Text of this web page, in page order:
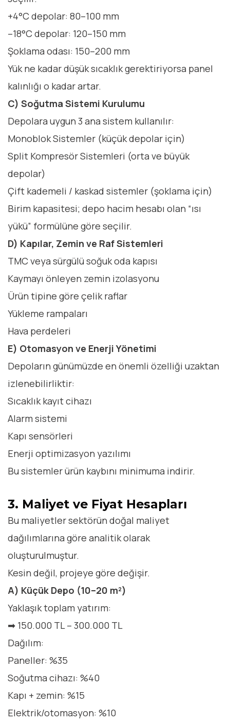
+4°C depolar: 80–100 mm
–18°C depolar: 120–150 mm
Şoklama odası: 150–200 mm
Yük ne kadar düşük sıcaklık gerektiriyorsa panel
kalınlığı o kadar artar.
C) Soğutma Sistemi Kurulumu
Depolara uygun 3 ana sistem kullanılır:
Monoblok Sistemler (küçük depolar için)
Split Kompresör Sistemleri (orta ve büyük
depolar)
Çift kademeli / kaskad sistemler (şoklama için)
Birim kapasitesi; depo hacim hesabı olan “ısı
yükü” formülüne göre seçilir.
D) Kapılar, Zemin ve Raf Sistemleri
TMC veya sürgülü soğuk oda kapısı
Kaymayı önleyen zemin izolasyonu
Ürün tipine göre çelik raflar
Yükleme rampaları
Hava perdeleri
E) Otomasyon ve Enerji Yönetimi
Depoların günümüzde en önemli özelliği uzaktan
izlenebilirliktir:
Sıcaklık kayıt cihazı
Alarm sistemi
Kapı sensörleri
Enerji optimizasyon yazılımı
Bu sistemler ürün kaybını minimuma indirir.
3. Maliyet ve Fiyat Hesapları
Bu maliyetler sektörün doğal maliyet
dağılımlarına göre analitik olarak
oluşturulmuştur.
Kesin değil, projeye göre değişir.
A) Küçük Depo (10–20 m²)
Yaklaşık toplam yatırım:
➡ 150.000 TL – 300.000 TL
Dağılım:
Paneller: %35
Soğutma cihazı: %40
Kapı + zemin: %15
Elektrik/otomasyon: %10